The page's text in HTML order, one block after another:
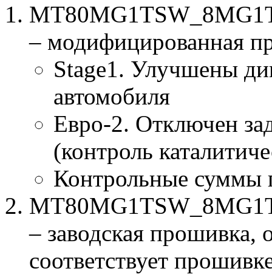
– модифицированная
Stage1. Улучшены
автомобиля
Евро-2. Отключен
(контроль
Контрольные суммы
– заводская прошивка,
соответствует